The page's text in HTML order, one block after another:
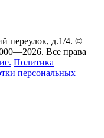
переулок, д.1/4. ©
Все права
Политика
персональных